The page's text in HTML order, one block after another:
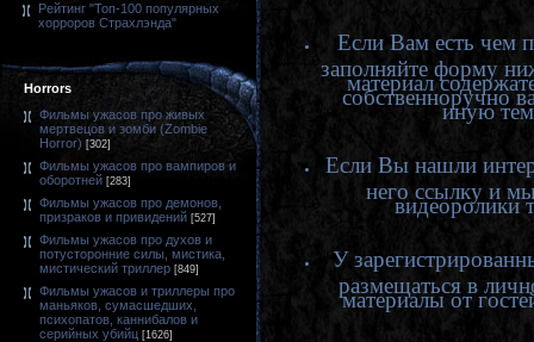
Рейтинг "Топ-100 популярных
хорроров Страхлэнда"
Horrors
Фильмы ужасов про живых
мертвецов и зомби (Zombie
Horror) [302]
Фильмы ужасов про вампиров и
оборотней [283]
Фильмы ужасов про демонов,
призраков и привидений [527]
Фильмы ужасов про духов и
потусторонние силы, мистика,
мистический триллер [849]
Фильмы ужасов и триллеры про
маньяков, сумасшедших,
психопатов, каннибалов и
серийных убийц [1626]
Если Вам есть чем
заполняйте форму
материал
собственноручно
иную
Если Вы нашли
него ссылку и
видеоролики
У
размещаться в
материалы от